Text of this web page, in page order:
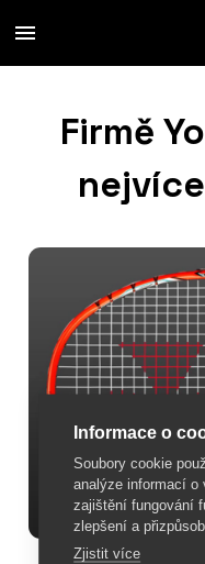
Firmě
Informace o
Soubory cookie
analýze informací o
zajištění fungování
zlepšení a
Zjistit více